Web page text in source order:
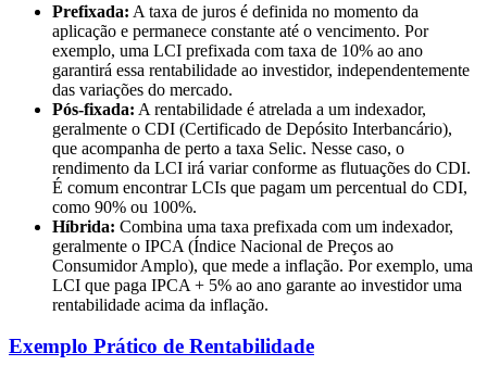
Prefixada: A taxa de juros é definida no momento da
aplicação e permanece constante até o vencimento. Por
exemplo, uma LCI prefixada com taxa de 10% ao ano
garantirá essa rentabilidade ao investidor, independentemente
das variações do mercado.
Pós-fixada: A rentabilidade é atrelada a um indexador,
geralmente o CDI (Certificado de Depósito Interbancário),
que acompanha de perto a taxa Selic. Nesse caso, o
rendimento da LCI irá variar conforme as flutuações do CDI.
É comum encontrar LCIs que pagam um percentual do CDI,
como 90% ou 100%.
Híbrida: Combina uma taxa prefixada com um indexador,
geralmente o IPCA (Índice Nacional de Preços ao
Consumidor Amplo), que mede a inflação. Por exemplo, uma
LCI que paga IPCA + 5% ao ano garante ao investidor uma
rentabilidade acima da inflação.
Exemplo Prático de Rentabilidade